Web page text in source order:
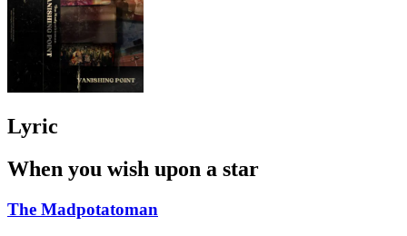
Lyric
When you wish upon a star
The Madpotatoman